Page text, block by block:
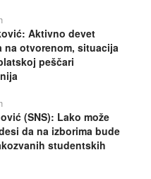
Aktivno devet
na otvorenom, situacija
peščari
(SNS): Lako može
da na izborima bude
studentskih